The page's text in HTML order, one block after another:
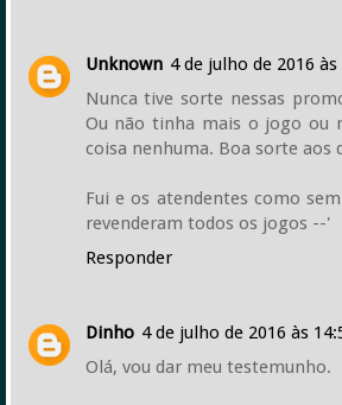
Unknown 4 de julho de 2016 às
Nunca tive sorte nessas
Ou não tinha mais o jogo ou
coisa nenhuma. Boa sorte aos
Fui e os atendentes como
revenderam todos os jogos --'
Responder
Dinho 4 de julho de 2016 às
Olá, vou dar meu testemunho.